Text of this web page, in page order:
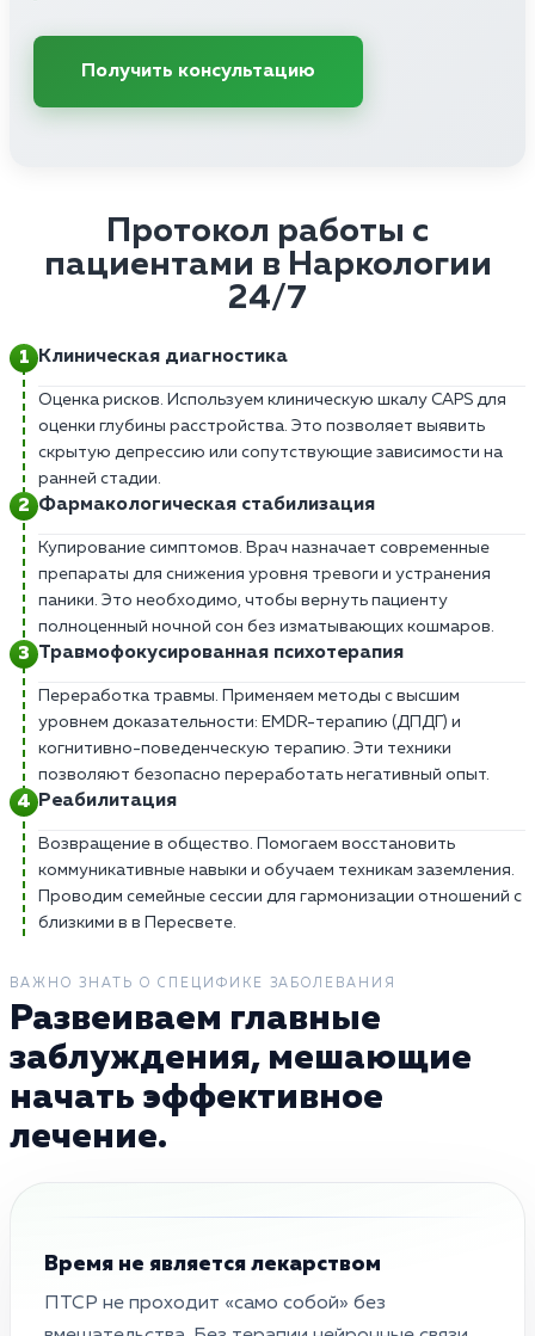
Получить консультацию
Протокол работы с
пациентами в Наркологии
24/7
Клиническая диагностика
Оценка рисков. Используем клиническую шкалу CAPS для
оценки глубины расстройства. Это позволяет выявить
скрытую депрессию или сопутствующие зависимости на
ранней стадии.
Фармакологическая стабилизация
Купирование симптомов. Врач назначает современные
препараты для снижения уровня тревоги и устранения
паники. Это необходимо, чтобы вернуть пациенту
полноценный ночной сон без изматывающих кошмаров.
Травмофокусированная психотерапия
Переработка травмы. Применяем методы с высшим
уровнем доказательности: EMDR-терапию (ДПДГ) и
когнитивно-поведенческую терапию. Эти техники
позволяют безопасно переработать негативный опыт.
Реабилитация
Возвращение в общество. Помогаем восстановить
коммуникативные навыки и обучаем техникам заземления.
Проводим семейные сессии для гармонизации отношений с
близкими в в Пересвете.
ВАЖНО ЗНАТЬ О СПЕЦИФИКЕ ЗАБОЛЕВАНИЯ
Развеиваем главные
заблуждения, мешающие
начать эффективное
лечение.
Время не является лекарством
ПТСР не проходит «само собой» без